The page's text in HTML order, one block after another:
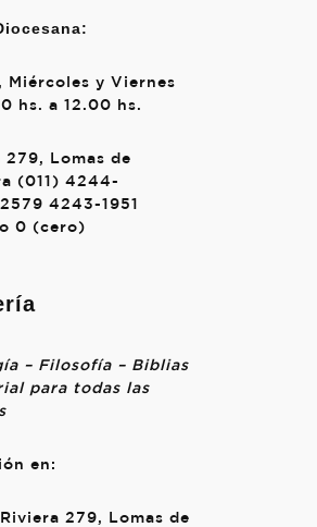
Miércoles y Viernes
hs. a 12.00 hs.
279, Lomas de
(011) 4244-
4243-1951
0 (cero)
– Filosofía – Biblias
para todas las
en:
Riviera 279, Lomas de